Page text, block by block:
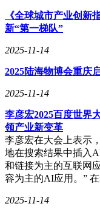
《全球城市产业创新
新“第一梯队”
2025-11-14
2025陆海物博会重庆
2025-11-14
李彦宏2025百度世界
领产业新变革
李彦宏在大会上表示
地在搜索结果中插入
和链接为主的互联网
容为主的AI应用。”
2025-11-14